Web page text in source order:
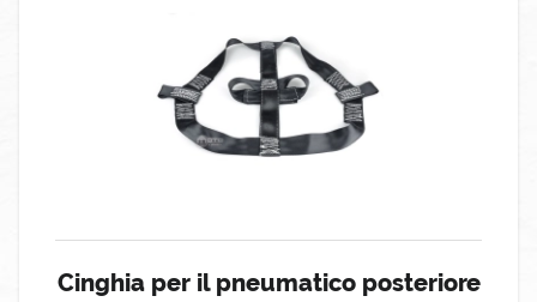
Cinghia per il pneumatico posteriore